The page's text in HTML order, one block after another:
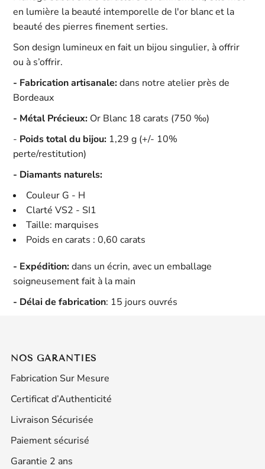
en lumière la beauté intemporelle de l'or blanc et la
beauté des pierres finement serties.
Son design lumineux en fait un bijou singulier, à offrir
ou à s’offrir.
- Fabrication artisanale:dans notre atelier près de
Bordeaux
- Métal Précieux: Or Blanc 18 carats (750 ‰)
- Poids total du bijou: 1,29 g (+/- 10%
perte/restitution)
- Diamants naturels:
Couleur G - H
Clarté VS2 - SI1
Taille: marquises
Poids en carats : 0,60 carats
- Expédition:dans un écrin, avec un emballage
soigneusement fait à la main
- Délai de fabrication: 15 jours ouvrés
NOS GARANTIES
Fabrication Sur Mesure
Certificat d’Authenticité
Livraison Sécurisée
Paiement sécurisé
Garantie 2 ans